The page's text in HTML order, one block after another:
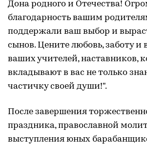
Дона родного и Отечества!
благодарность вашим
поддержали ваш выбор и
сынов. Цените любовь, заботу и
ваших учителей, наставников,
вкладывают в вас не только
частичку своей души!".
После завершения
праздника, православной
выступления юных